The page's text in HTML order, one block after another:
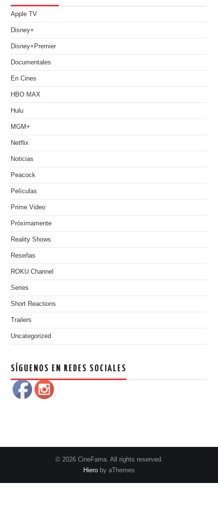
Apple TV
Disney+
Disney+Premier
Documentales
En Cines
HBO MAX
Hulu
MGM+
Netflix
Noticias
Peacock
Películas
Prime Video
Próximamente
Reality Shows
Reseñas
ROKU Channel
Series
Short Reactions
Trailers
Uncategorized
SÍGUENOS EN REDES SOCIALES
© 2026 CineFama. All rights reserved.
Hiero by aThemes